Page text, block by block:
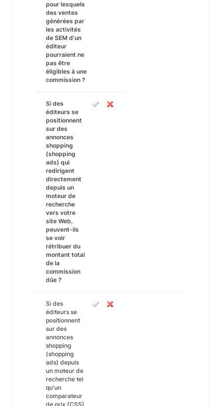
pour lesquels
des ventes
générées par
les activités
de SEM d'un
éditeur
pourraient ne
pas être
éligibles à une
commission ?
Si des
éditeurs se
positionnent
sur des
annonces
shopping
(shopping
ads) qui
redirigent
directement
depuis un
moteur de
recherche
vers votre
site Web,
peuvent-ils
se voir
rétribuer du
montant total
de la
commission
dûe ?
Si des
éditeurs se
positionnent
sur des
annonces
shopping
(shopping
ads) depuis
un moteur de
recherche tel
qu'un
comparateur
de prix (CSS),